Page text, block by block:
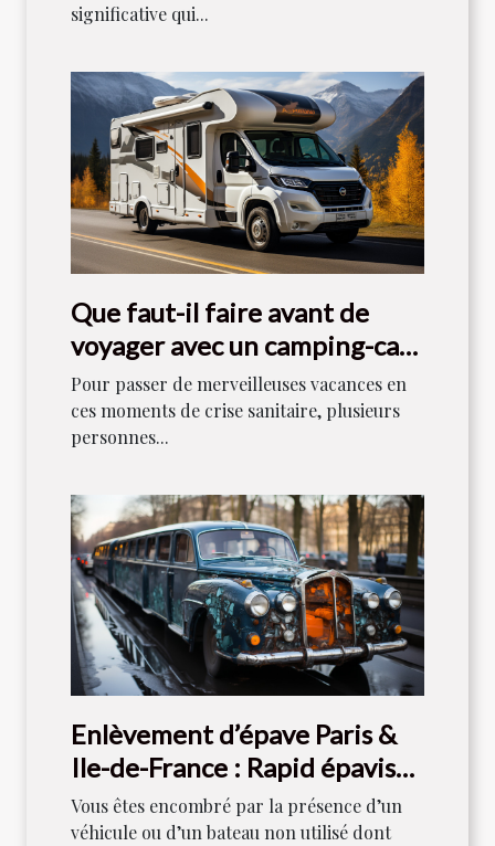
significative qui...
Que faut-il faire avant de
voyager avec un camping-car
en 2021 ?
Pour passer de merveilleuses vacances en
ces moments de crise sanitaire, plusieurs
personnes...
Enlèvement d’épave Paris &
Ile-de-France : Rapid épaviste
est votre référence
Vous êtes encombré par la présence d’un
véhicule ou d’un bateau non utilisé dont